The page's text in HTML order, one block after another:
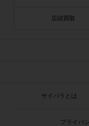
店頭買取
サイパラとは
プライバ